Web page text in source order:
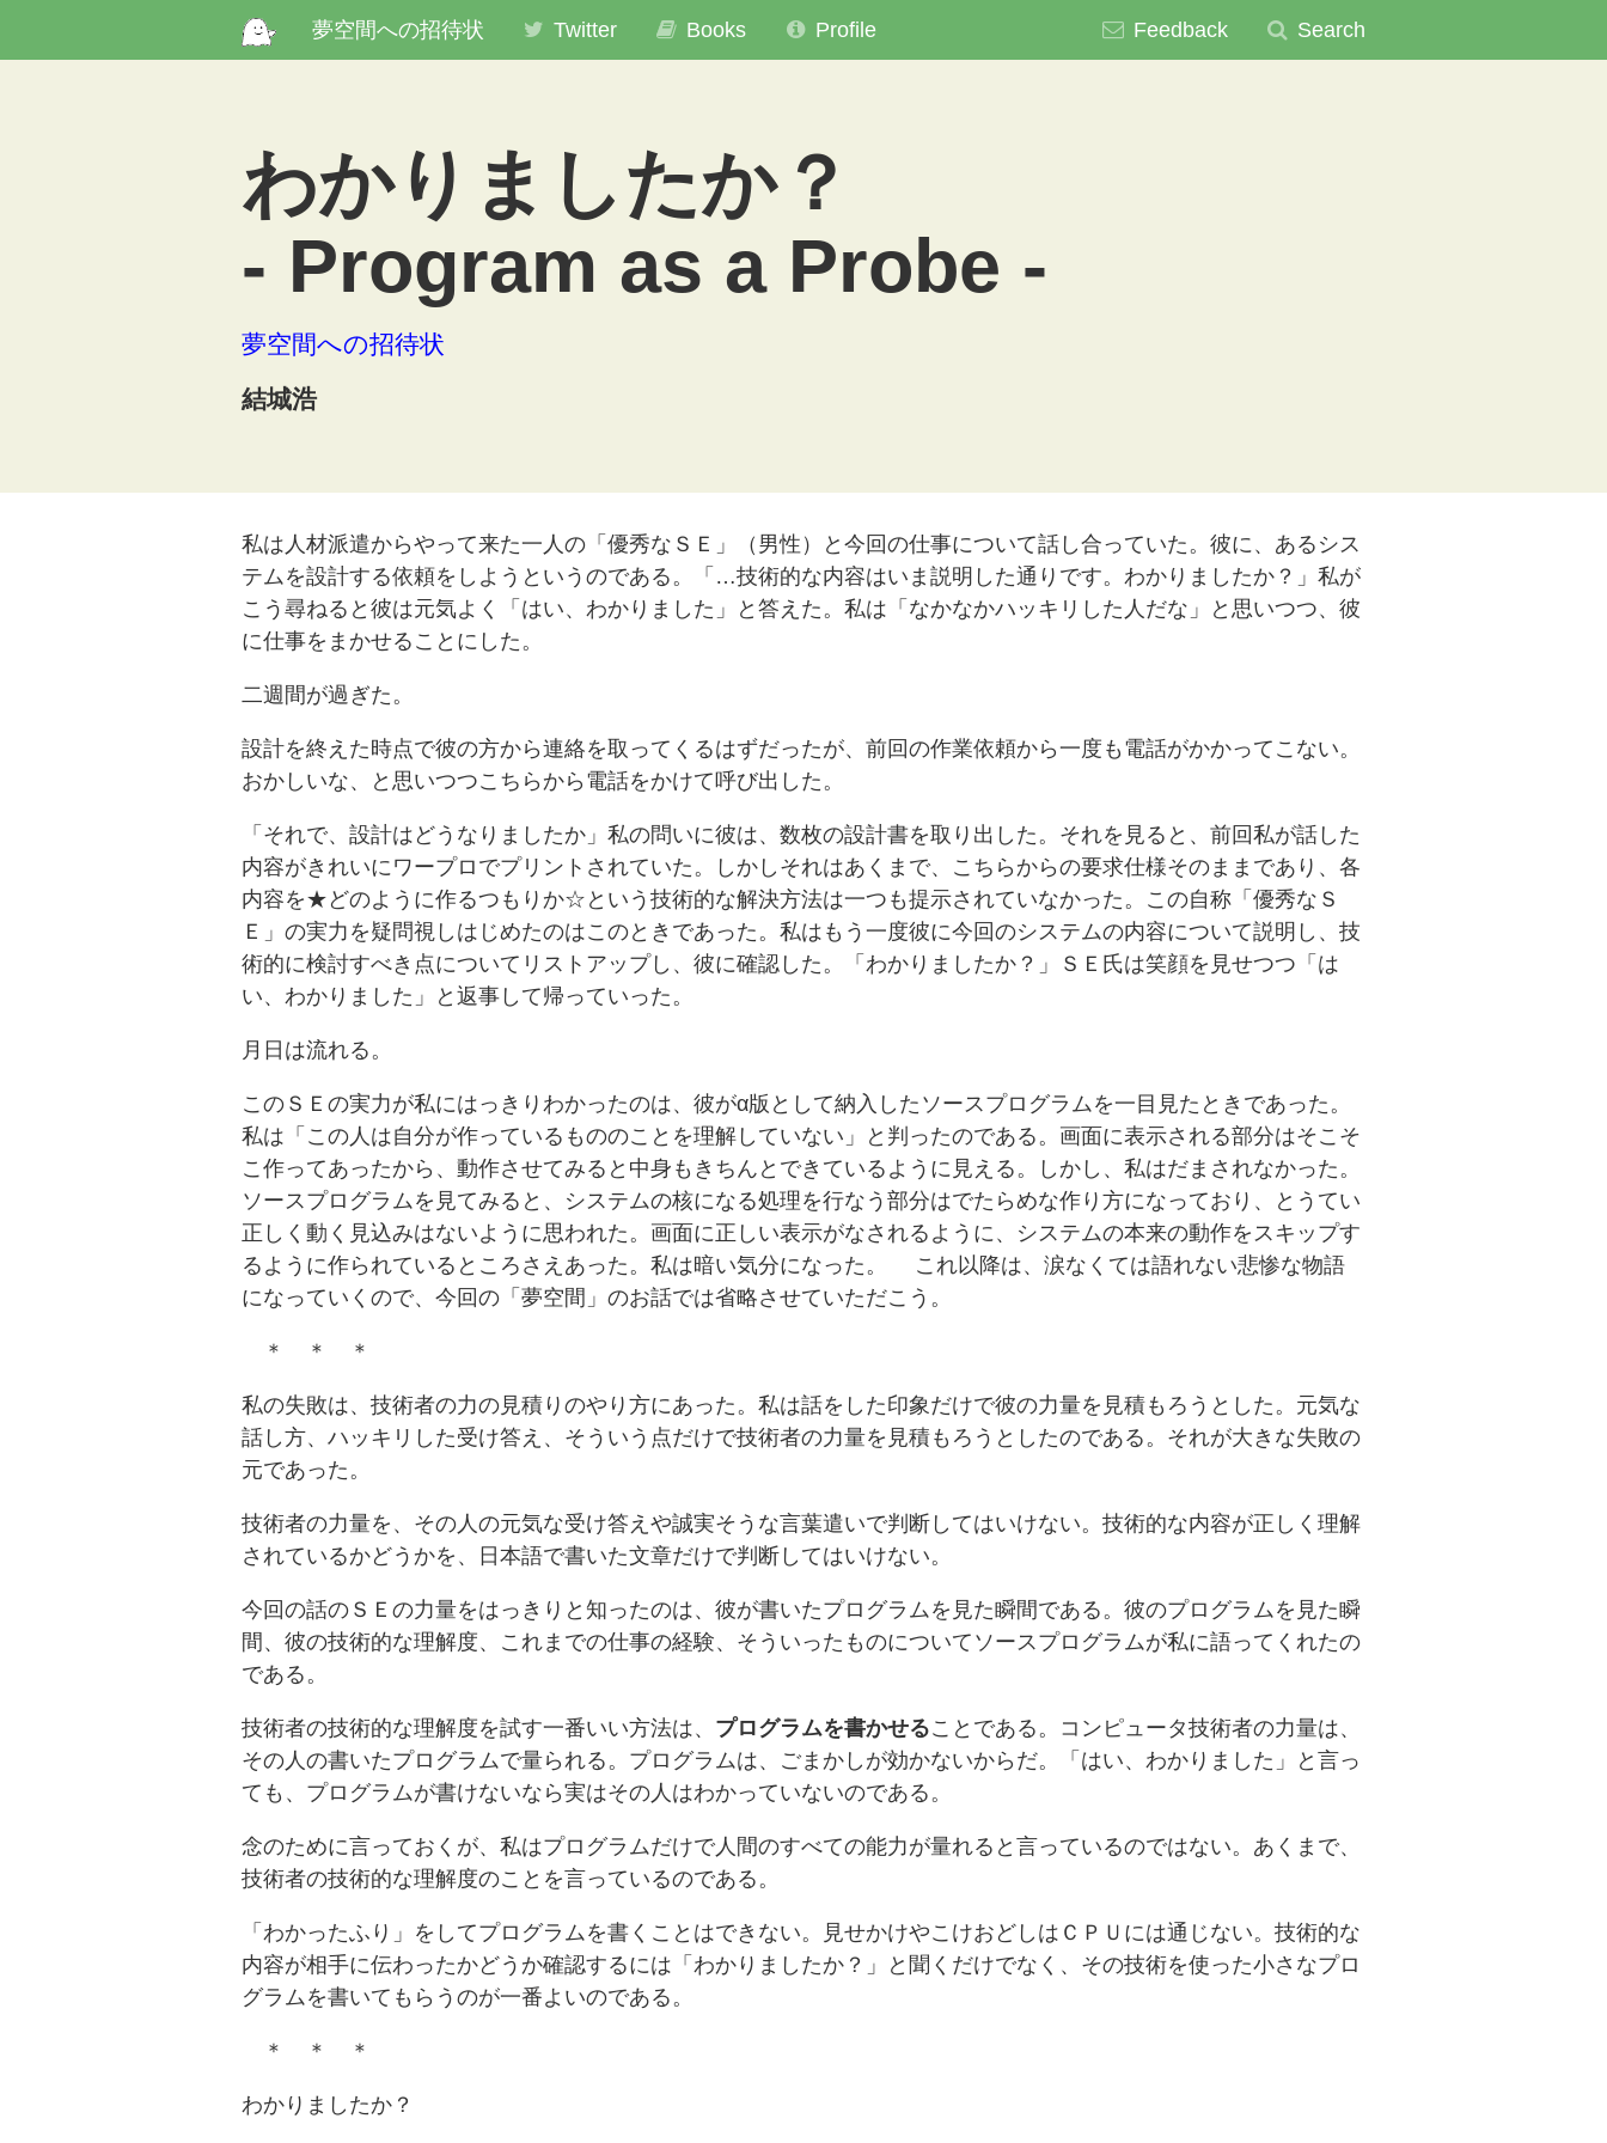
夢空間への招待状 Twitter Books Profile Feedback Search
わかりましたか？
- Program as a Probe -
夢空間への招待状
結城浩
私は人材派遣からやって来た一人の「優秀なＳＥ」（男性）と今回の仕事について話し合っていた。彼に、あるシス
テムを設計する依頼をしようというのである。「…技術的な内容はいま説明した通りです。わかりましたか？」私が
こう尋ねると彼は元気よく「はい、わかりました」と答えた。私は「なかなかハッキリした人だな」と思いつつ、彼
に仕事をまかせることにした。
二週間が過ぎた。
設計を終えた時点で彼の方から連絡を取ってくるはずだったが、前回の作業依頼から一度も電話がかかってこない。
おかしいな、と思いつつこちらから電話をかけて呼び出した。
「それで、設計はどうなりましたか」私の問いに彼は、数枚の設計書を取り出した。それを見ると、前回私が話した
内容がきれいにワープロでプリントされていた。しかしそれはあくまで、こちらからの要求仕様そのままであり、各
内容を★どのように作るつもりか☆という技術的な解決方法は一つも提示されていなかった。この自称「優秀なＳ
Ｅ」の実力を疑問視しはじめたのはこのときであった。私はもう一度彼に今回のシステムの内容について説明し、技
術的に検討すべき点についてリストアップし、彼に確認した。「わかりましたか？」ＳＥ氏は笑顔を見せつつ「は
い、わかりました」と返事して帰っていった。
月日は流れる。
このＳＥの実力が私にはっきりわかったのは、彼がα版として納入したソースプログラムを一目見たときであった。
私は「この人は自分が作っているもののことを理解していない」と判ったのである。画面に表示される部分はそこそ
こ作ってあったから、動作させてみると中身もきちんとできているように見える。しかし、私はだまされなかった。
ソースプログラムを見てみると、システムの核になる処理を行なう部分はでたらめな作り方になっており、とうてい
正しく動く見込みはないように思われた。画面に正しい表示がなされるように、システムの本来の動作をスキップす
るように作られているところさえあった。私は暗い気分になった。 これ以降は、涙なくては語れない悲惨な物語
になっていくので、今回の「夢空間」のお話では省略させていただこう。
＊ ＊ ＊
私の失敗は、技術者の力の見積りのやり方にあった。私は話をした印象だけで彼の力量を見積もろうとした。元気な
話し方、ハッキリした受け答え、そういう点だけで技術者の力量を見積もろうとしたのである。それが大きな失敗の
元であった。
技術者の力量を、その人の元気な受け答えや誠実そうな言葉遣いで判断してはいけない。技術的な内容が正しく理解
されているかどうかを、日本語で書いた文章だけで判断してはいけない。
今回の話のＳＥの力量をはっきりと知ったのは、彼が書いたプログラムを見た瞬間である。彼のプログラムを見た瞬
間、彼の技術的な理解度、これまでの仕事の経験、そういったものについてソースプログラムが私に語ってくれたの
である。
技術者の技術的な理解度を試す一番いい方法は、 プログラムを書かせることである。コンピュータ技術者の力量は、
その人の書いたプログラムで量られる。プログラムは、ごまかしが効かないからだ。「はい、わかりました」と言っ
ても、プログラムが書けないなら実はその人はわかっていないのである。
念のために言っておくが、私はプログラムだけで人間のすべての能力が量れると言っているのではない。あくまで、
技術者の技術的な理解度のことを言っているのである。
「わかったふり」をしてプログラムを書くことはできない。見せかけやこけおどしはＣＰＵには通じない。技術的な
内容が相手に伝わったかどうか確認するには「わかりましたか？」と聞くだけでなく、その技術を使った小さなプロ
グラムを書いてもらうのが一番よいのである。
＊ ＊ ＊
わかりましたか？